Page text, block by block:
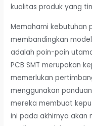
kualitas produk yang
Memahami kebutuhan
membandingkan
adalah poin-poin
PCB SMT merupakan
memerlukan
menggunakan
mereka membuat
ini pada akhirnya akan